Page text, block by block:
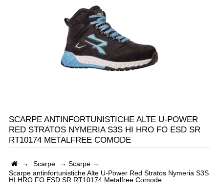
INSERISCI IL NOME DEL PRODOTTO CHE STAI
CERCANDO
CHIUDI RICERCA
SCARPE ANTINFORTUNISTICHE ALTE U-POWER
RED STRATOS NYMERIA S3S HI HRO FO ESD SR
RT10174 METALFREE COMODE
→ Scarpe → Scarpe→
Scarpe antinfortunistiche Alte U-Power Red Stratos Nymeria S3S
HI HRO FO ESD SR RT10174 Metalfree Comode